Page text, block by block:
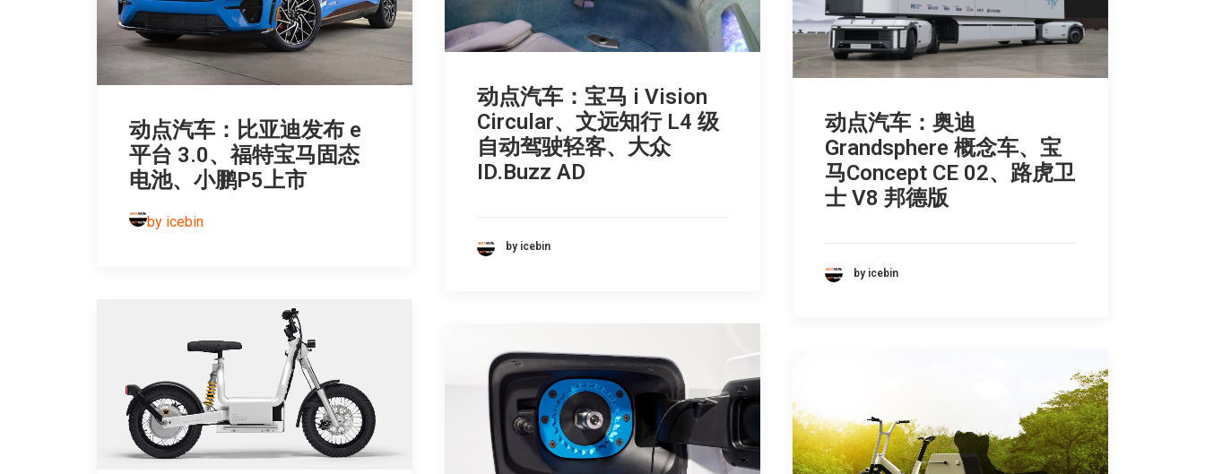
动点汽车：比亚迪发布 e
平台 3.0、福特宝马固态
电池、小鹏P5上市
by icebin
动点汽车：宝马 i Vision
Circular、文远知行 L4 级
自动驾驶轻客、大众
ID.Buzz AD
by icebin
动点汽车：奥迪
Grandsphere 概念车、宝
马Concept CE 02、路虎卫
士 V8 邦德版
by icebin